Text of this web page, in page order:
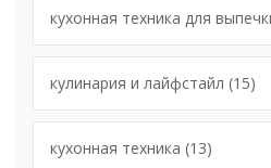
кухонная техника для
кулинария и лайфстайл (15)
кухонная техника (13)